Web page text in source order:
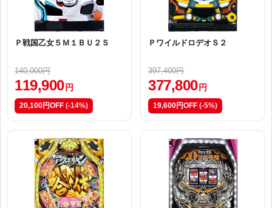
Ｐ戦国乙女５Ｍ１ＢＵ２Ｓ
140,000円
119,900円
20,100円OFF (-14%)
ＰワイルドロデオＳ２
397,400円
377,800円
19,600円OFF (-5%)